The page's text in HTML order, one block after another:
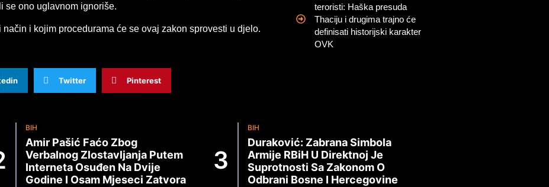
se ono uglavnom ignoriše.
i kojim procedurama će se ovaj zakon sprovesti u djelo.
Twitter Pinterest
teroristi: Haška presuda
Thaciju i drugima trajno će
definisati historijski karakter
OVK
BIH
Amir Pašić Faćo Zbog
Verbalnog Zlostavljanja Putem
Interneta Osuđen Na Dvije
Godine I Osam Mjeseci Zatvora
BIH
Duraković: Zabrana Simbola
Armije RBiH U Direktnoj Je
Suprotnosti Sa Zakonom O
Odbrani Bosne I Hercegovine